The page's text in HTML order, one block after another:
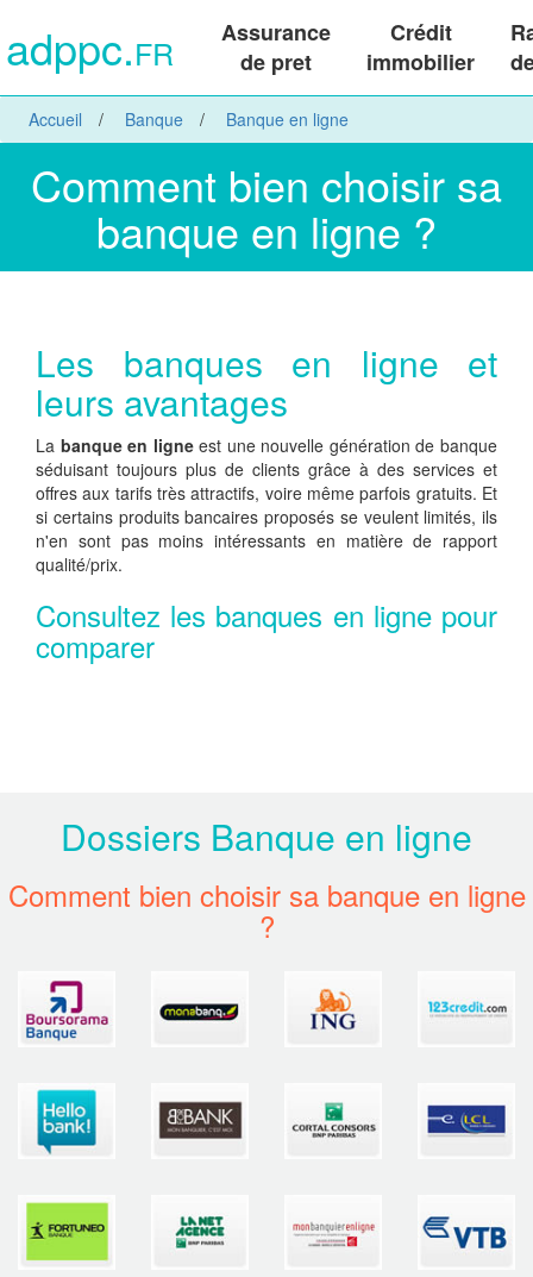
adppc.FR
Assurance
de pret
Crédit
immobilier
Accueil Banque Banque en ligne
Comment bien choisir sa
banque en ligne ?
Les banques en ligne et
leurs avantages
La banque en ligneest une nouvelle génération de banque
séduisant toujours plus de clients grâce à des services et
offres aux tarifs très attractifs, voire même parfois gratuits. Et
si certains produits bancaires proposés se veulent limités, ils
n'en sont pas moins intéressants en matière de rapport
qualité/prix.
Consultez les banques en ligne pour
comparer
Dossiers Banque en ligne
Comment bien choisir sa banque en ligne
?